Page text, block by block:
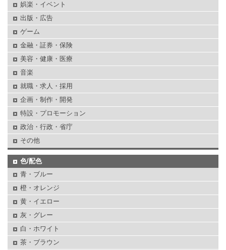
娯楽・イベント
出版・広告
ゲーム
金融・証券・保険
美容・健康・医療
音楽
就職・求人・採用
企画・制作・開発
特設・プロモーション
政治・行政・省庁
その他
色/配色
青・ブルー
橙・オレンジ
黄・イエロー
灰・グレー
白・ホワイト
茶・ブラウン